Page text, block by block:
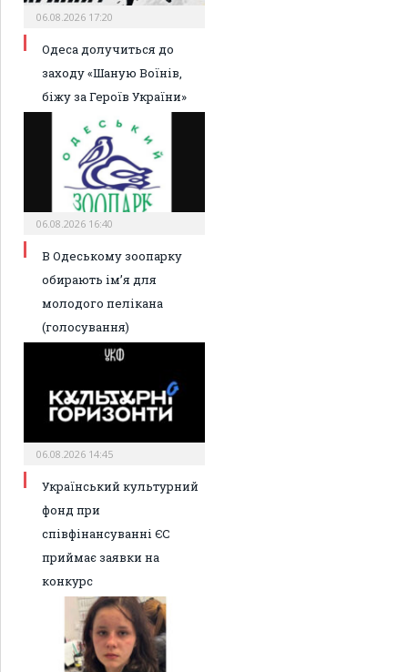
06.08.2026 17:20
Одеса долучиться до
заходу «Шаную Воїнів,
біжу за Героїв України»
06.08.2026 16:40
В Одеському зоопарку
обирають ім’я для
молодого пелікана
(голосування)
06.08.2026 14:45
Український культурний
фонд при
співфінансуванні ЄС
приймає заявки на
конкурс